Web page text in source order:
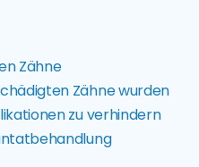
Zähne
Zähne wurden
zu verhindern